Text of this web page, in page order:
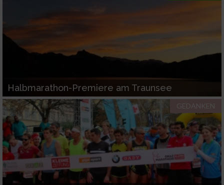
Halbmarathon-Premiere am Traunsee
GEDANKEN
Verwendung reduzierter Daten zur Auswahl
Erstellung von Profilen für personalisierte
personalisierter Werbung
Erstellung von Profilen zur Personalisierung
von Inhalten
Verwendung von Profilen zur Auswahl
personalisierter Inhalte
Messung der Werbeleistung